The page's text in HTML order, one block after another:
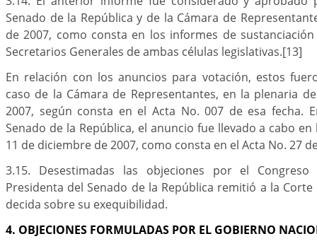
Senado de la República y de la Cámara de
de 2007, como consta en los informes de
Secretarios Generales de ambas células legislativas.[13]
En relación con los anuncios para votación, estos
caso de la Cámara de Representantes, en la plenaria
2007, según consta en el Acta No. 007 de esa fecha.
Senado de la República, el anuncio fue llevado a cabo
11 de diciembre de 2007, como consta en el Acta No. 27
3.15. Desestimadas las objeciones por el
Presidenta del Senado de la República remitió a la
decida sobre su exequibilidad.
4. OBJECIONES FORMULADAS POR EL GOBIERNO